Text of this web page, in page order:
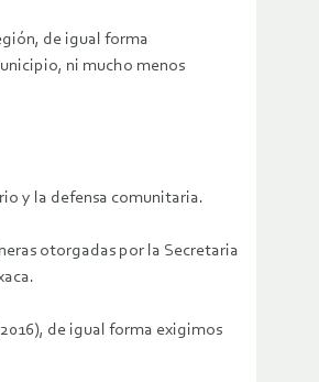
de igual forma
ni mucho menos
y la defensa comunitaria.
otorgadas por la Secretaria
de igual forma exigimos